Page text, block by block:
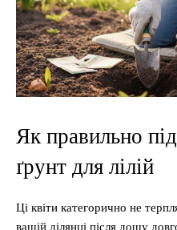
Як правильно
ґрунт для лілій
Ці квіти категорично не
вашій ділянці після дощу